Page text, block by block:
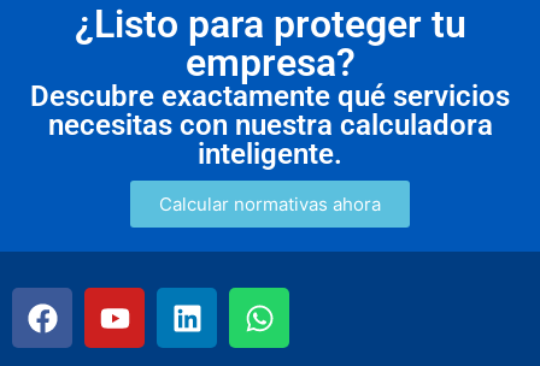
¿Listo para proteger tu
empresa?
Descubre exactamente qué servicios
necesitas con nuestra calculadora
inteligente.
Calcular normativas ahora